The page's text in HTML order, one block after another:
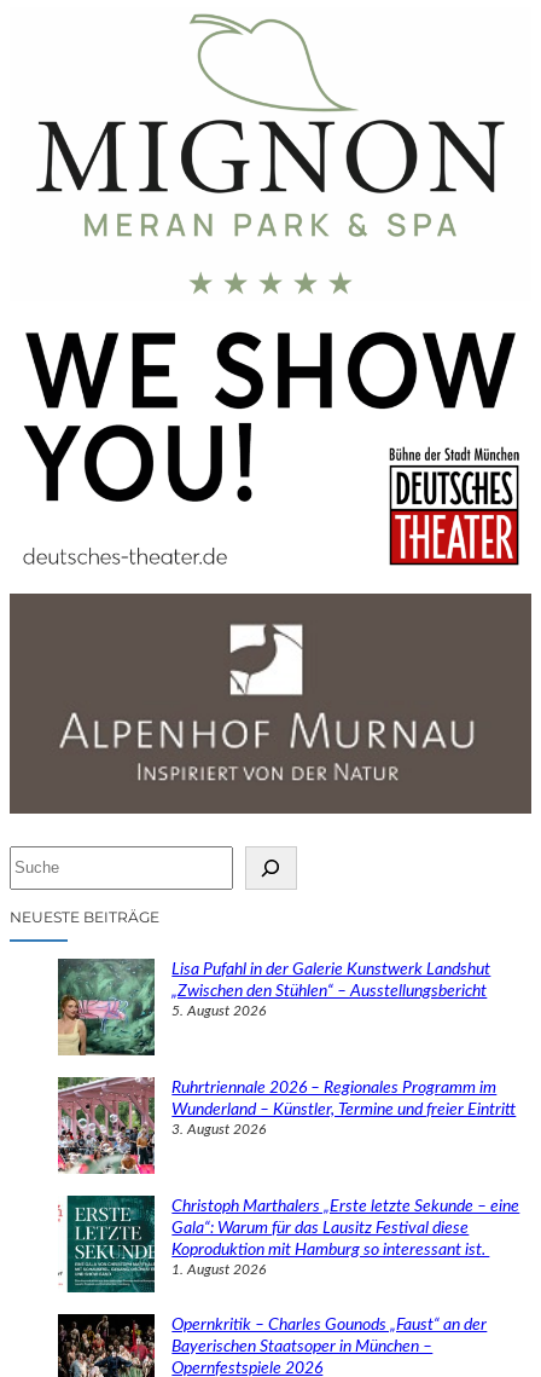
cNEUESTE BEITRÄGE
Lisa Pufahl in der Galerie Kunstwerk Landshut
„Zwischen den Stühlen“ – Ausstellungsbericht
5. August 2026
Ruhrtriennale 2026 – Regionales Programm im
Wunderland – Künstler, Termine und freier Eintritt
3. August 2026
Christoph Marthalers „Erste letzte Sekunde – eine
Gala“: Warum für das Lausitz Festival diese
Koproduktion mit Hamburg so interessant ist.
1. August 2026
Opernkritik – Charles Gounods „Faust“ an der
Bayerischen Staatsoper in München –
Opernfestspiele 2026